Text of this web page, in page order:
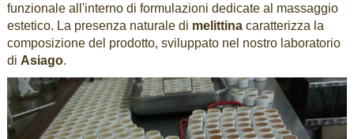
funzionale all'interno di formulazioni dedicate al massaggio
estetico. La presenza naturale di melittinacaratterizza la
composizione del prodotto, sviluppato nel nostro laboratorio
di Asiago.